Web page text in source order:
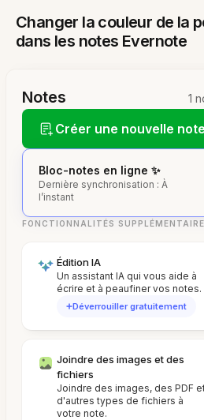
Changer la couleur de la
dans les notes Evernote
Notes 1
Créer une nouvelle note
Bloc-notes en ligne ✨
Dernière synchronisation : À
l’instant
FONCTIONNALITÉS
Édition IA
Un assistant IA qui vous aide à
écrire et à peaufiner vos notes.
Déverrouiller gratuitement
Joindre des images et des
fichiers
Joindre des images, des PDF
d'autres types de fichiers à
votre note.